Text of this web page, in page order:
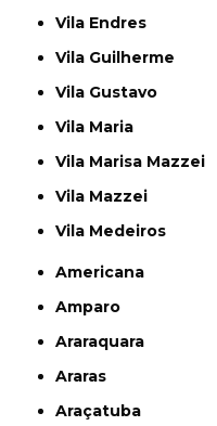
Vila Endres
Vila Guilherme
Vila Gustavo
Vila Maria
Vila Marisa Mazzei
Vila Mazzei
Vila Medeiros
Americana
Amparo
Araraquara
Araras
Araçatuba